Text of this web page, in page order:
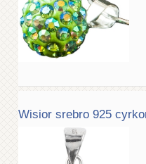
Wisior srebro 925